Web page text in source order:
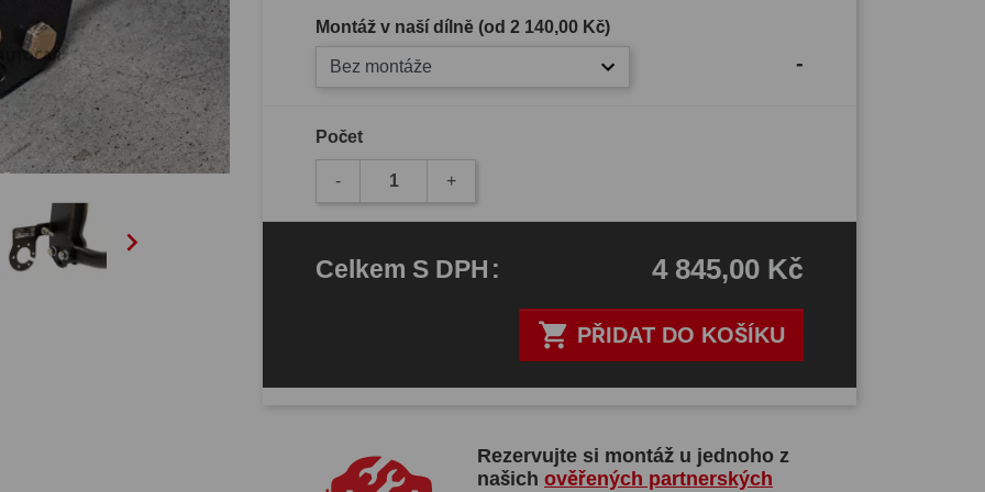

Montáž v naší dílně (od 2 140,00 Kč)
Bez montáže -
Počet
- +
 PŘIDAT DO KOŠÍKU
Celkem S DPH: 4 845,00 Kč
Rezervujte si montáž u jednoho z
našich ověřených partnerských